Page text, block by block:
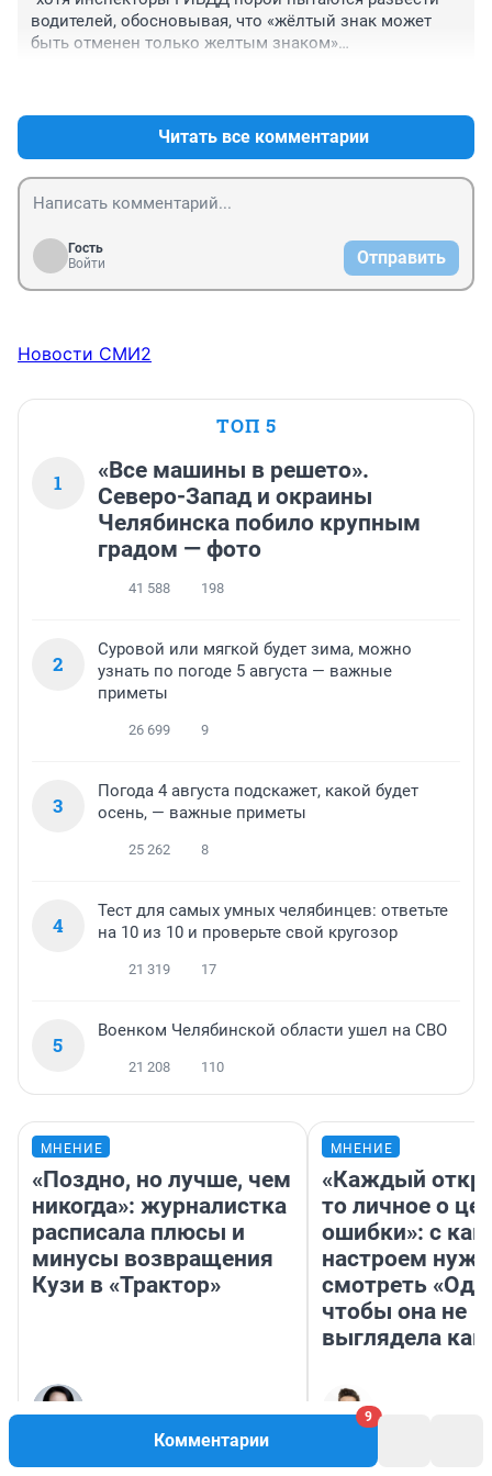
Комментарии
9
до интересов и прав водителя никому нет дела, есть
только возможность уже после бегать и обжаловать
по судам знаки не предусмотренные проектом и
предоставь гаишники схему расположения
временных знаков яндекс-картам с такого то по такое
то число. В итоге же как говорится "чего достойны -
то и имеем", видать поэтому у нас 92-й бенз 42 рубля
стоит, а в том же самом Казахстане 26,50.
водителей, обосновывая, что «жёлтый знак может
быть отменен только желтым знаком»
Развести...кто за порядком следит...финиш
Читать все комментарии
Гость
Войти
Отправить
Новости СМИ2
ТОП 5
1
«Все машины в решето».
Северо-Запад и окраины
Челябинска побило крупным
градом — фото
41 588 198
2
Суровой или мягкой будет зима, можно
узнать по погоде 5 августа — важные
приметы
26 699 9
3
Погода 4 августа подскажет, какой будет
осень, — важные приметы
25 262 8
4
Тест для самых умных челябинцев: ответьте
на 10 из 10 и проверьте свой кругозор
21 319 17
5
Военком Челябинской области ушел на СВО
21 208 110
МНЕНИЕ
«Поздно, но лучше, чем
никогда»: журналистка
расписала плюсы и
минусы возвращения
Кузи в «Трактор»
МНЕНИЕ
«Каждый
то личное о
ошибки»: с
настроем
смотреть
чтобы она не
выглядела как